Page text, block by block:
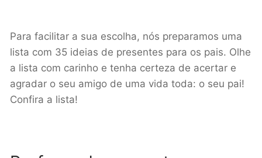
Para facilitar a sua escolha, nós preparamos uma
lista com 35 ideias de presentes para os pais. Olhe
a lista com carinho e tenha certeza de acertar e
agradar o seu amigo de uma vida toda: o seu pai!
Confira a lista!